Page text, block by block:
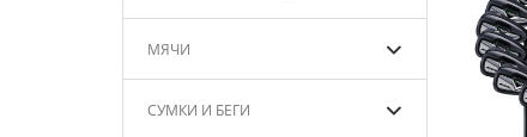
МЯЧИ
СУМКИ И БЕГИ